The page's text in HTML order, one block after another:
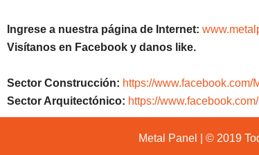
Ingrese a nuestra página de Internet:
Visítanos en Facebook y danos like.
Sector Construcción: https://
Sector Arquitectónico: https://
Metal Panel | © 2019